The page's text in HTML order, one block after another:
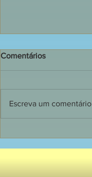
Comentários
Escreva um comentário